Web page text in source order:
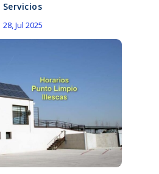
Servicios
28, Jul 2025